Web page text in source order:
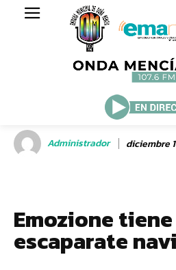
Administrador diciembre
Emozione
escaparate